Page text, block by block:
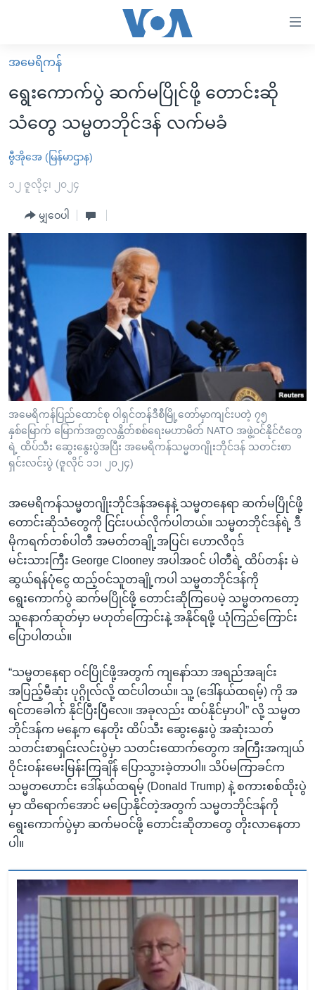
လွယ်ကူ
စေ
သည့်
များ
ပင်မ
ကျော်
ကြည့်
ရန်
ပင်မ
အ
ညွန်း
စာမျက်နှာ
ကျော်
ကြည့်
ရန်
ရှာဖွေ
ရန်
သို့
ကျော်
ရန်
မူလစာမျက်နှာ
မြန်မာ
ကမ္ဘာ့သတင်းများ
နိုင်ငံတကာ
အစ္စရေး-ပါလက်စတိုင်း
ဗွီဒီယို
အင်္ဂလိပ်စာလေ့လာမယ်
မကြေးမုံရဲ့ အင်္ဂလိပ်စာ
ရုပ်ရှင်ထဲက အင်္ဂလိပ်စာ
သုတပဒေသာ အင်္ဂလိပ်စာ
အပတ်စဉ်ကဏ္ဍများ
ရေဒီယို
တီဗွီ
ရေဒီယိုနှင့်ရုပ်သံ အချက်အလက်များ
ရေဒီယို/တီဗွီအစီအစဉ်
Learning English
ဗွီအိုအေ လူမှုကွန်ယက်များ
ဘာသာစကားများ
အမေရိကန်
ရွေးကောက်ပွဲ ဆက်မပြိုင်ဖို့ တောင်းဆို
သံတွေ သမ္မတဘိုင်ဒန် လက်မခံ
ဗွီအိုအေ (မြန်မာဌာန)
၁၂ ဇူလိုင္၊ ၂၀၂၄
မျှဝေပါ
အမေရိကန်ပြည်ထောင်စု ဝါရှင်တန်ဒီစီမြို့တော်မှာကျင်းပတဲ့ ၇၅
နှစ်မြောက် မြောက်အတ္တလန္တိတ်စစ်ရေးမဟာမိတ် NATO အဖွဲ့ဝင်နိုင်ငံတွေ
ရဲ့ ထိပ်သီး ဆွေးနွေးပွဲအပြီး အမေရိကန်သမ္မတဂျိုးဘိုင်ဒန် သတင်းစာ
ရှင်းလင်းပွဲ (ဇူလိုင် ၁၁၊ ၂၀၂၄)
အမေရိကန်သမ္မတဂျိုးဘိုင်ဒန်အနေနဲ့ သမ္မတနေရာ ဆက်မပြိုင်ဖို့
တောင်းဆိုသံတွေကို ငြင်းပယ်လိုက်ပါတယ်။ သမ္မတဘိုင်ဒန်ရဲ့ ဒီ
မိုကရက်တစ်ပါတီ အမတ်တချို့အပြင်၊ ဟောလိဝုဒ်
မင်းသားကြီး George Clooney အပါအဝင် ပါတီရဲ့ ထိပ်တန်း မဲ
ဆွယ်ရန်ပုံငွေ ထည့်ဝင်သူတချို့ကပါ သမ္မတဘိုင်ဒန်ကို
ရွေးကောက်ပွဲ ဆက်မပြိုင်ဖို့ တောင်းဆိုကြပေမဲ့ သမ္မတကတော့
သူနောက်ဆုတ်မှာ မဟုတ်ကြောင်းနဲ့ အနိုင်ရဖို့ ယုံကြည်ကြောင်း
ပြောပါတယ်။
“သမ္မတနေရာ ဝင်ပြိုင်ဖို့အတွက် ကျနော်သာ အရည်အချင်း
အပြည့်မီဆုံး ပုဂ္ဂိုလ်လို့ ထင်ပါတယ်။ သူ့ (ဒေါ်နယ်ထရမ့်) ကို အ
ရင်တခေါက် နိုင်ပြီးပြီလေ။ အခုလည်း ထပ်နိုင်မှာပါ” လို့ သမ္မတ
ဘိုင်ဒန်က မနေ့က နေတိုး ထိပ်သီး ဆွေးနွေးပွဲ အဆုံးသတ်
သတင်းစာရှင်းလင်းပွဲမှာ သတင်းထောက်တွေက အကြီးအကျယ်
ဝိုင်းဝန်းမေးမြန်းကြချိန် ပြောသွားခဲ့တာပါ။ သိပ်မကြာခင်က
သမ္မတဟောင်း ဒေါ်နယ်ထရမ့် (Donald Trump) နဲ့ စကားစစ်ထိုးပွဲ
မှာ ထိရောက်အောင် မပြောနိုင်တဲ့အတွက် သမ္မတဘိုင်ဒန်ကို
ရွေးကောက်ပွဲမှာ ဆက်မဝင်ဖို့ တောင်းဆိုတာတွေ တိုးလာနေတာ
ပါ။